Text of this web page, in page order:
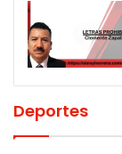
Deportes